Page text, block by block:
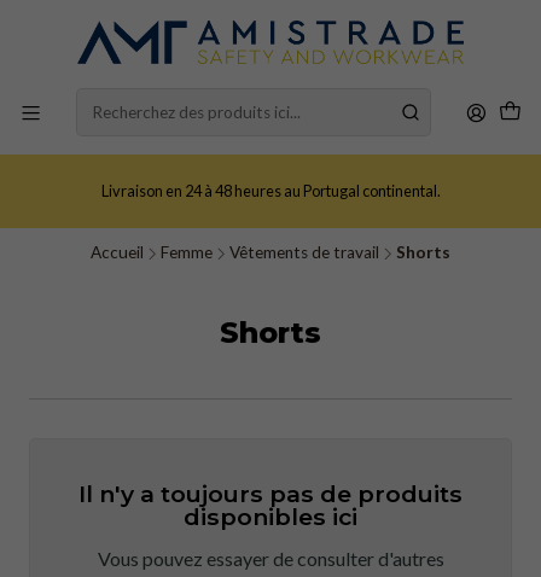
Livraison en 24 à 48 heures au Portugal continental.
Accueil Femme Vêtements de travail Shorts
Shorts
Il n'y a toujours pas de produits
disponibles ici
Vous pouvez essayer de consulter d'autres